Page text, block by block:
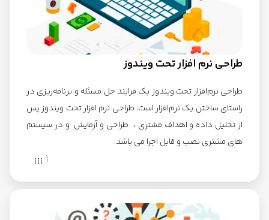
طراحی نرم افزار تحت ویندوز
طراحی نرم‌افزار تحت ویندوز یک فرایند حل مسئله و برنامه‌ریزی در
راستای ساختن یک نرم‌افزار است. طراحی نرم افزار تحت ویندوز پس
از تحلیل داده و اهداف مشتری ، طراحی و آزمایش و در سیستم
های مشتری نصب و قابل اجرا می باشد.
1